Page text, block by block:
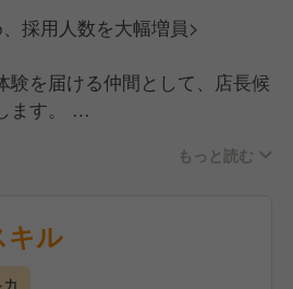
採用人数を大幅増員>
験を届ける仲間として、店長候
す。
や過去のご経験に応じて、店長
もっと読む
キル
力